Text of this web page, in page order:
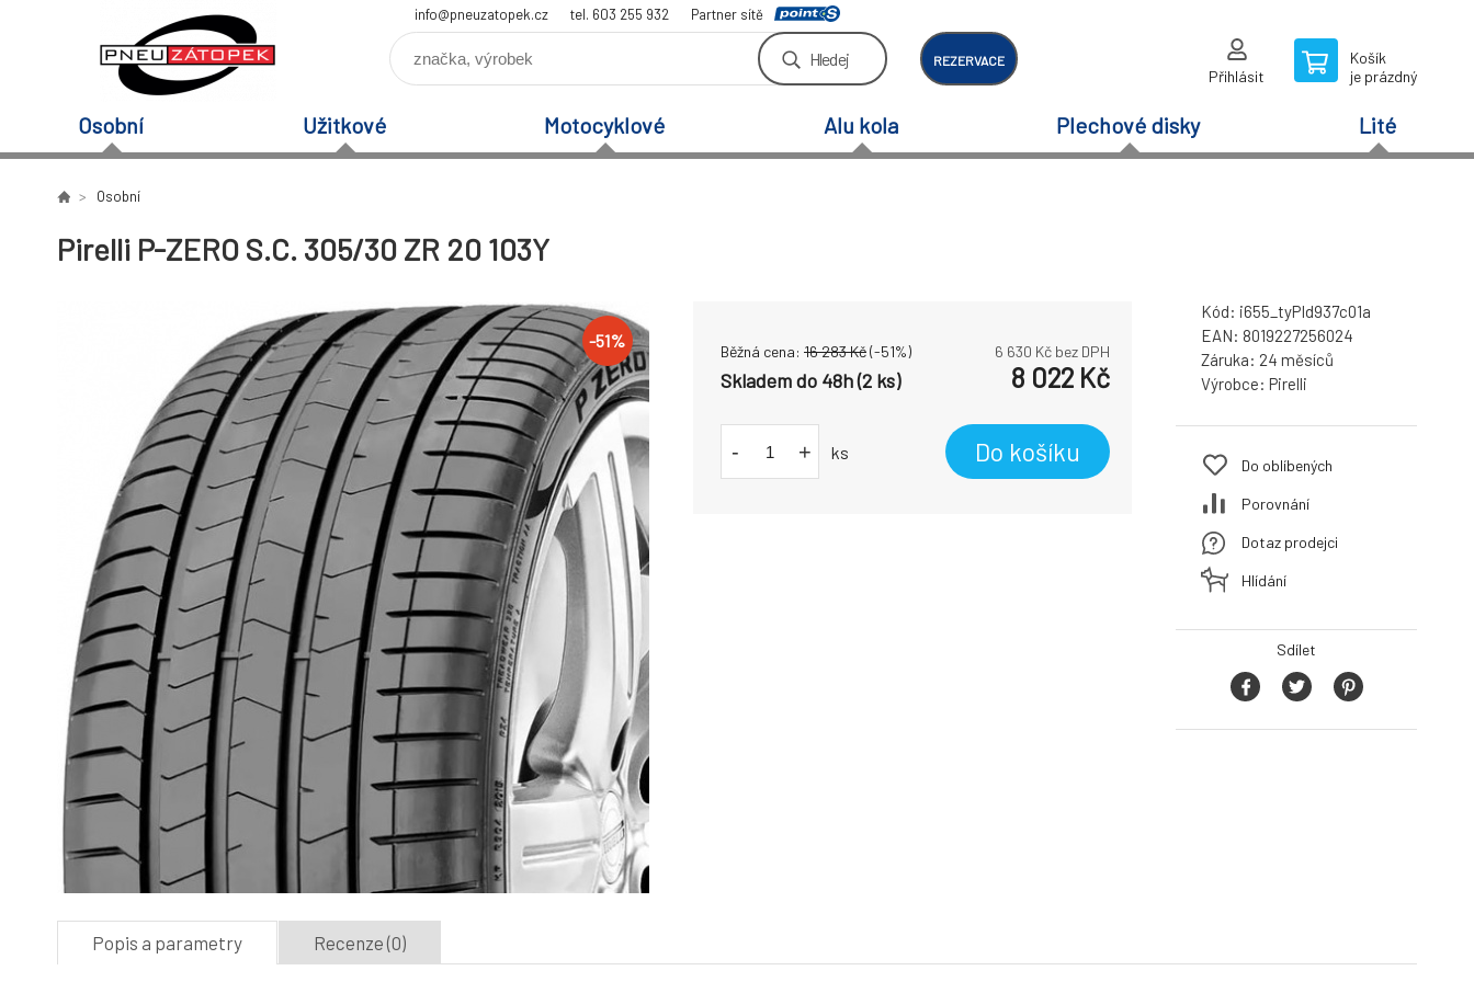
info@pneuzatopek.cz tel. 603 255 932 Partner sítě
Hledej REZERVACE
Přihlásit
Košík
je prázdný
Osobní Užitkové Motocyklové Alu kola Plechové disky Lité
Osobní
Pirelli P-ZERO S.C. 305/30 ZR 20 103Y
-51%
Běžná cena: 16 283Kč(-51%) 6 630 Kč bez DPH
Skladem do 48h (2 ks) 8 022 Kč
- + ks Do košíku
Kód: i655_tyPId937c01a
EAN: 8019227256024
Záruka: 24 měsíců
Výrobce: Pirelli
Do oblíbených
Porovnání
Dotaz prodejci
Hlídání
Sdílet
Popis a parametry Recenze (0)